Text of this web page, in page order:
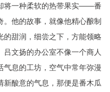
将一种柔软的热带果实——番
他的故事，就像他精心酿制
甜润，细尝之下，方能领略
文扬的办公室不像一个商人
息的工坊，空气中常年弥漫
酸意的气息，那便是番木瓜